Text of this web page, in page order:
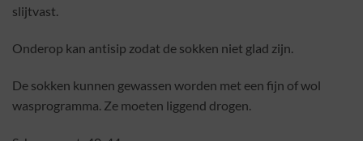
slijtvast.
Onderop kan antisip zodat de sokken niet glad zijn.
De sokken kunnen gewassen worden met een fijn of wol
wasprogramma. Ze moeten liggend drogen.